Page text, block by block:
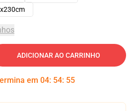
ADICIONAR AO CARRINHO
em 04: 54: 54